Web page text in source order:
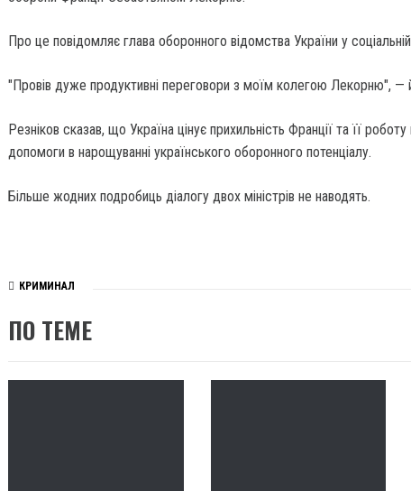
Про це повідомляє глава оборонного відомства України у
"Провів дуже продуктивні переговори з моїм колегою Лекорню", —
Резніков сказав, що Україна цінує прихильність Франції та її
допомоги в нарощуванні українського оборонного потенціалу.
Більше жодних подробиць діалогу двох міністрів не наводять.
КРИМИНАЛ
ПО ТЕМЕ